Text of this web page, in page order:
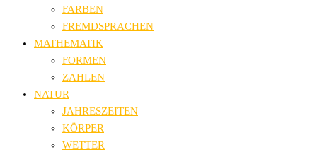
FARBEN
FREMDSPRACHEN
MATHEMATIK
FORMEN
ZAHLEN
NATUR
JAHRESZEITEN
KÖRPER
WETTER